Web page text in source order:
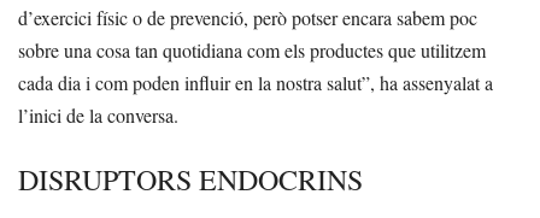
d’exercici físic o de prevenció, però potser encara sabem poc
sobre una cosa tan quotidiana com els productes que utilitzem
cada dia i com poden influir en la nostra salut”, ha assenyalat a
l’inici de la conversa.
DISRUPTORS ENDOCRINS